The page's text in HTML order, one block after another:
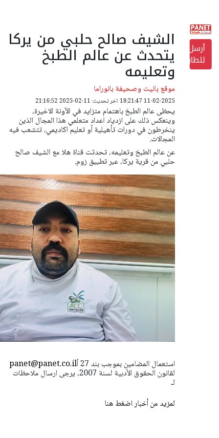
أرسل
للطابعة
الشيف صالح حلبي من يركا
يتحدث عن عالم الطبخ
وتعليمه
موقع بانيت وصحيفة بانوراما
11-02-2025 18:21:47 اخر تحديث: 11-02-2025 21:16:52
يحظى عالم الطبخ باهتمام متزايد في الآونة الاخيرة،
وينعكس ذلك على ازدياد اعداد متعلمي هذا المجال الذين
ينخرطون في دورات تأهيلية أو تعليم اكاديمي، تتشعب فيه
المجالات.
عن عالم الطبخ وتعليمه، تحدثت قناة هلا مع الشيف صالح
حلبي من قرية يركا، عبر تطبيق زوم.
panet@panet.co.ilاستعمال المضامين بموجب بند 27 أ
لقانون الحقوق الأدبية لسنة 2007، يرجى ارسال ملاحظات
لـ
لمزيد من أخبار اضغط هنا